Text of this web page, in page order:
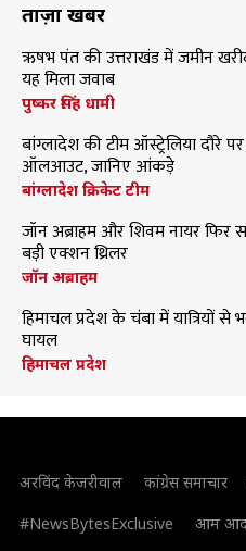
ताज़ा खबरें
ऋषभ पंत की उत्तराखंड में जमीन
यह मिला जवाब
पुष्कर सिंह धामी
बांग्लादेश की टीम ऑस्ट्रेलिया दौरे
ऑलआउट, जानिए आंकड़े
बांग्लादेश क्रिकेट टीम
जॉन अब्राहम और शिवम नायर फिर
बड़ी एक्शन थ्रिलर
जॉन अब्राहम
हिमाचल प्रदेश के चंबा में यात्रियों
घायल
हिमाचल प्रदेश
अरविंद केजरीवाल कांग्रेस समाचार
#NewsBytesExclusive
आम